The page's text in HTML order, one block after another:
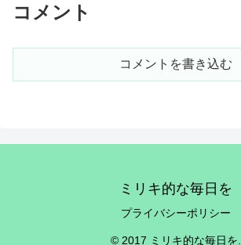
コメント
コメントを書き込む
ミリキ的な毎日を
プライバシーポリシー
© 2017 ミリキ的な毎日を.